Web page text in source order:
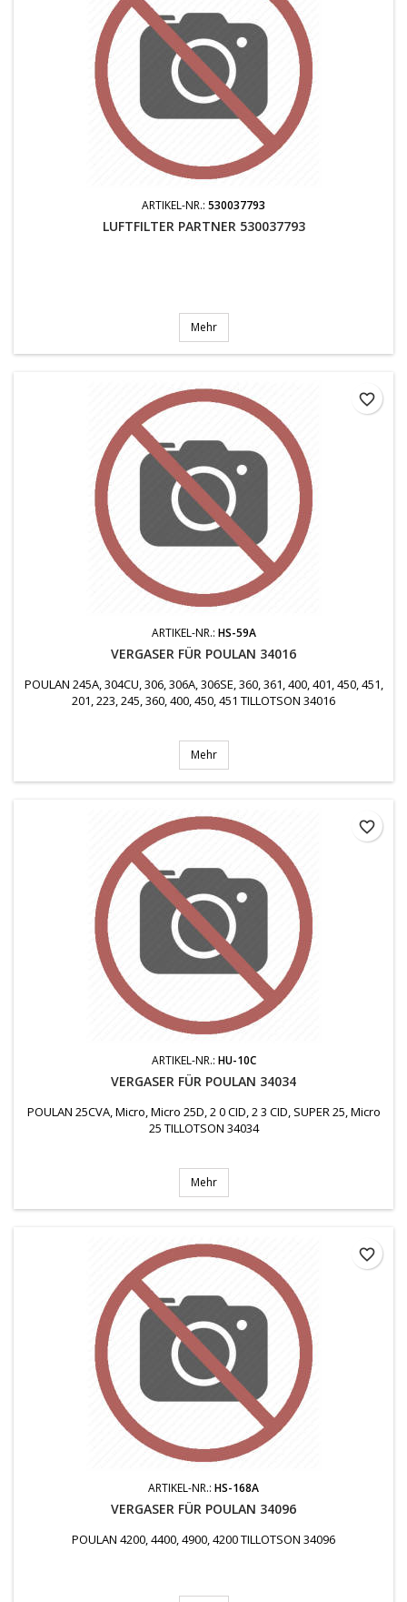
ARTIKEL-NR.: 530037793
LUFTFILTER PARTNER 530037793
Mehr
ARTIKEL-NR.: HS-59A
VERGASER FÜR POULAN 34016
POULAN 245A, 304CU, 306, 306A, 306SE, 360, 361, 400, 401, 450, 451,
201, 223, 245, 360, 400, 450, 451 TILLOTSON 34016
Mehr
favorite_border
ARTIKEL-NR.: HU-10C
VERGASER FÜR POULAN 34034
POULAN 25CVA, Micro, Micro 25D, 2 0 CID, 2 3 CID, SUPER 25, Micro
25 TILLOTSON 34034
Mehr
favorite_border
ARTIKEL-NR.: HS-168A
VERGASER FÜR POULAN 34096
POULAN 4200, 4400, 4900, 4200 TILLOTSON 34096
favorite_border